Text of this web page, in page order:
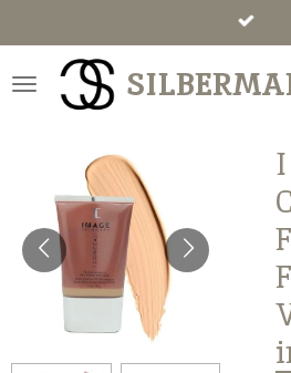
direct
naar